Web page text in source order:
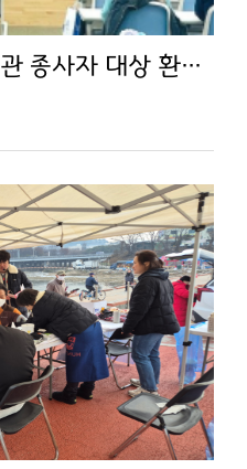
파주병원, 장기요양기관 종사자 대상 환자 이송·관절 운동법 실무 교육 진행